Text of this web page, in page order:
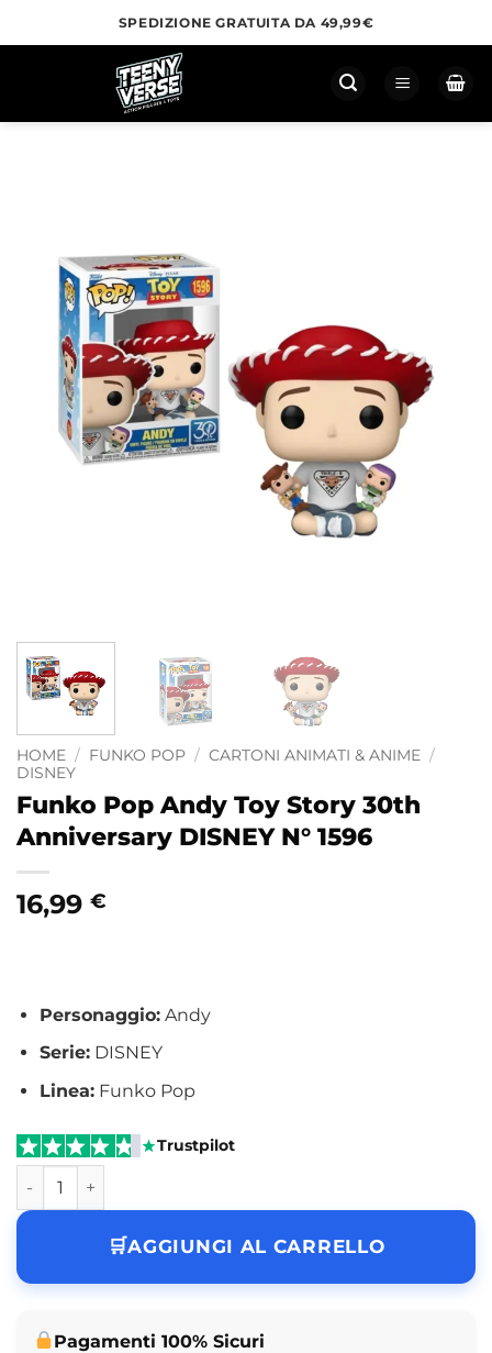
ai
SPEDIZIONE GRATUITA DA 49,99€
HOME / FUNKO POP / CARTONI ANIMATI & ANIME /
DISNEY
Funko Pop Andy Toy Story 30th
Anniversary DISNEY N° 1596
16,99 €
Personaggio:Andy
Serie:DISNEY
Linea:Funko Pop
Trustpilot
Funko Pop Andy Toy Story 30th Anniversary DISNEY N°
AGGIUNGI AL CARRELLO
Pagamenti 100% Sicuri